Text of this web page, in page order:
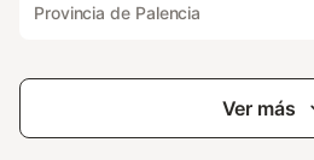
Provincia de Palencia
Ver más